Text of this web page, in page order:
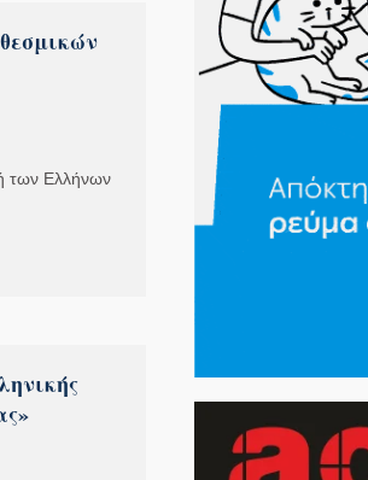
των Ελλήνων